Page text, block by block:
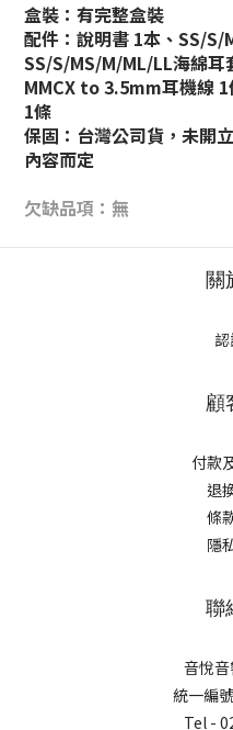
盒裝：有完整盒裝
配件：說明書 1本 、SS/S/
SS/S/MS/M/ML/LL海綿耳
MMCX to 3.5mm耳機線 1
1條
保固：台灣公司貨，未開
內容而定
欠缺品項：無
關
顧
付款
退
條
隱
聯
音悅
統一編
Tel -